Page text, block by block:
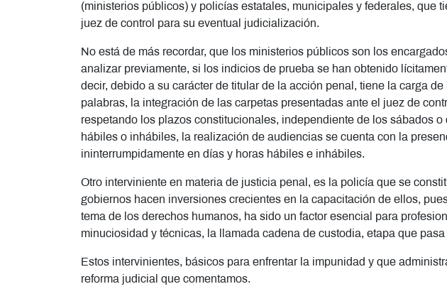
(ministerios públicos) y policías estatales, municipales y federales, que
juez de control para su eventual judicialización.
No está de más recordar, que los ministerios públicos son los
analizar previamente, si los indicios de prueba se han obtenido
decir, debido a su carácter de titular de la acción penal, tiene la carga
palabras, la integración de las carpetas presentadas ante el juez de
respetando los plazos constitucionales, independiente de los sábados
hábiles o inhábiles, la realización de audiencias se cuenta con la
ininterrumpidamente en días y horas hábiles e inhábiles.
Otro interviniente en materia de justicia penal, es la policía que se
gobiernos hacen inversiones crecientes en la capacitación de ellos,
tema de los derechos humanos, ha sido un factor esencial para
minuciosidad y técnicas, la llamada cadena de custodia, etapa que
Estos intervinientes, básicos para enfrentar la impunidad y que
reforma judicial que comentamos.